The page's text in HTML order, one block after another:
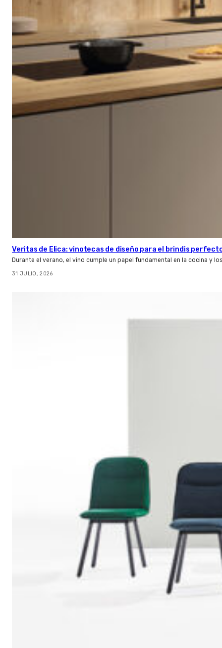
Veritas de Elica: vinotecas de diseño para el brindis
Durante el verano, el vino cumple un papel fundamental en la cocina y
31 JULIO, 2026